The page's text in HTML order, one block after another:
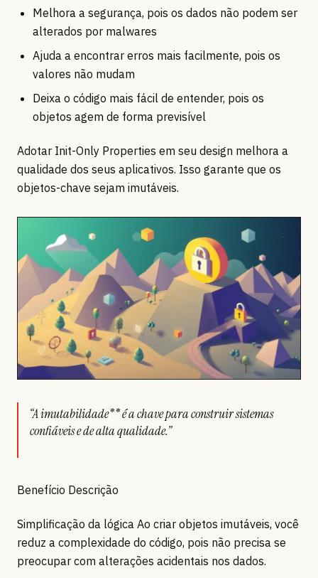
Melhora a segurança, pois os dados não podem ser
alterados por malwares
Ajuda a encontrar erros mais facilmente, pois os
valores não mudam
Deixa o código mais fácil de entender, pois os
objetos agem de forma previsível
Adotar Init-Only Properties em seu design melhora a
qualidade dos seus aplicativos. Isso garante que os
objetos-chave sejam imutáveis.
“A imutabilidade** é a chave para construir sistemas
confiáveis e de alta qualidade.”
Benefício Descrição
Simplificação da lógica Ao criar objetos imutáveis, você
reduz a complexidade do código, pois não precisa se
preocupar com alterações acidentais nos dados.